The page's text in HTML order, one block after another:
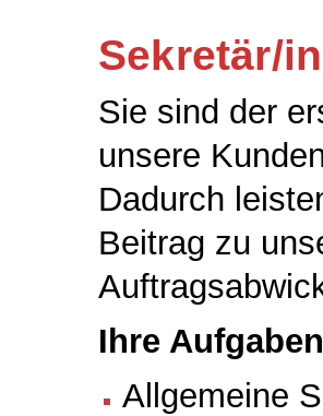
Sekretär/
Sie sind der
unsere
Dadurch
Beitrag zu
Ihre
Allgemeine